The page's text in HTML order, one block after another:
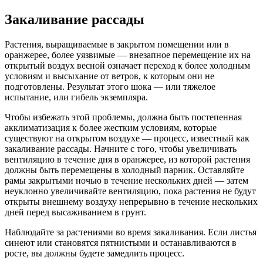
Закаливание рассады
Растения, выращиваемые в закрытом помещении или в
оранжерее, более уязвимые — внезапное перемещение их на
открытый воздух весной означает переход к более холодным
условиям и высыхание от ветров, к которым они не
подготовлены. Результат этого шока — или тяжелое
испытание, или гибель экземпляра.
Чтобы избежать этой проблемы, должна быть постепенная
акклиматизация к более жестким условиям, которые
существуют на открытом воздухе — процесс, известный как
закаливание рассады. Начните с того, чтобы увеличивать
вентиляцию в течение дня в оранжерее, из которой растения
должны быть перемещены в холодный парник. Оставляйте
рамы закрытыми ночью в течение нескольких дней — затем
неуклонно увеличивайте вентиляцию, пока растения не будут
открыты внешнему воздуху непрерывно в течение нескольких
дней перед высаживанием в грунт.
Наблюдайте за растениями во время закаливания. Если листья
синеют или становятся пятнистыми и останавливаются в
росте, вы должны будете замедлить процесс.